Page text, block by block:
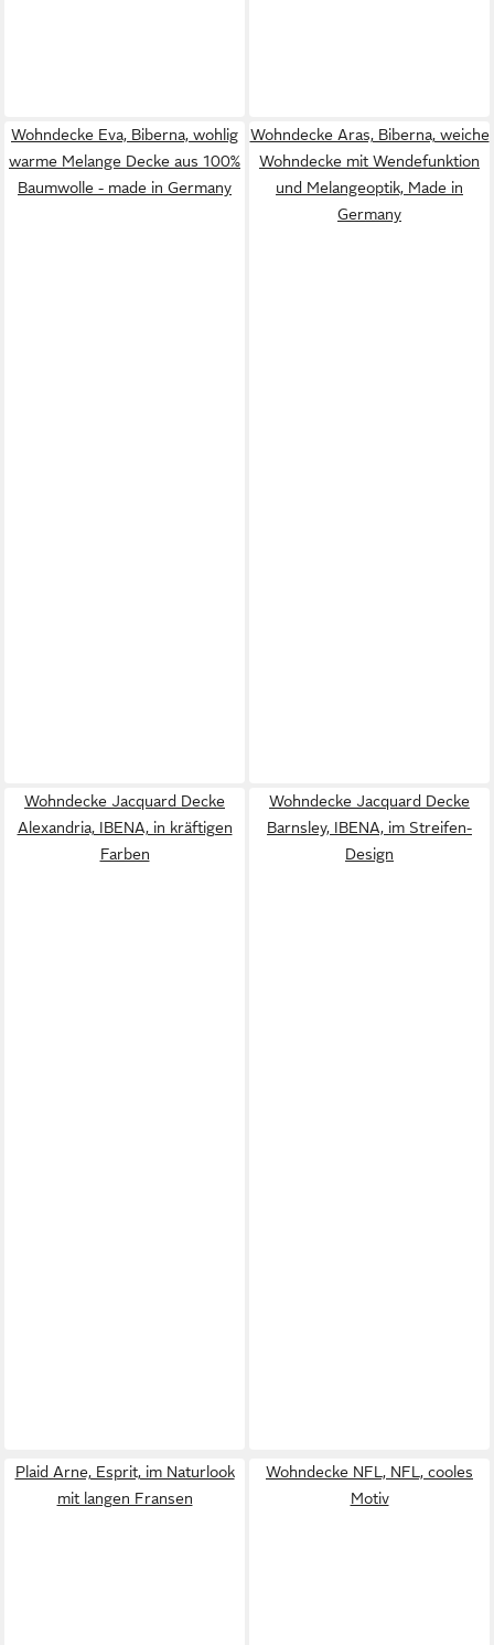
Wohndecke Eva, Biberna, wohlig
warme Melange Decke aus 100%
Baumwolle - made in Germany
Wohndecke Aras, Biberna, weiche
Wohndecke mit Wendefunktion
und Melangeoptik, Made in
Germany
Wohndecke Jacquard Decke
Alexandria, IBENA, in kräftigen
Farben
Wohndecke Jacquard Decke
Barnsley, IBENA, im Streifen-
Design
Plaid Arne, Esprit, im Naturlook
mit langen Fransen
Wohndecke NFL, NFL, cooles
Motiv